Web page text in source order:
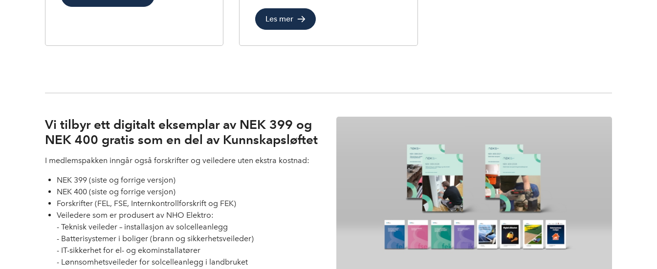
Les mer
Vi tilbyr ett digitalt eksemplar av NEK 399 og
NEK 400 gratis som en del av Kunnskapsløftet
I medlemspakken inngår også forskrifter og veiledere uten ekstra kostnad:
NEK 399 (siste og forrige versjon)
NEK 400 (siste og forrige versjon)
Forskrifter (FEL, FSE, Internkontrollforskrift og FEK)
Veiledere som er produsert av NHO Elektro:
- Teknisk veileder – installasjon av solcelleanlegg
- Batterisystemer i boliger (brann og sikkerhetsveileder)
- IT-sikkerhet for el- og ekominstallatører
- Lønnsomhetsveileder for solcelleanlegg i landbruket